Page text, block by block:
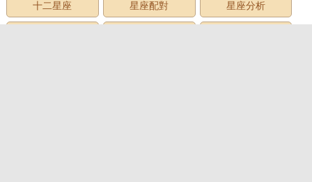
十二星座 星座配對 星座分析